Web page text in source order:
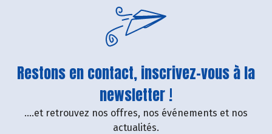
Restons en contact, inscrivez-vous à la
newsletter !
....et retrouvez nos offres, nos événements et nos
actualités.